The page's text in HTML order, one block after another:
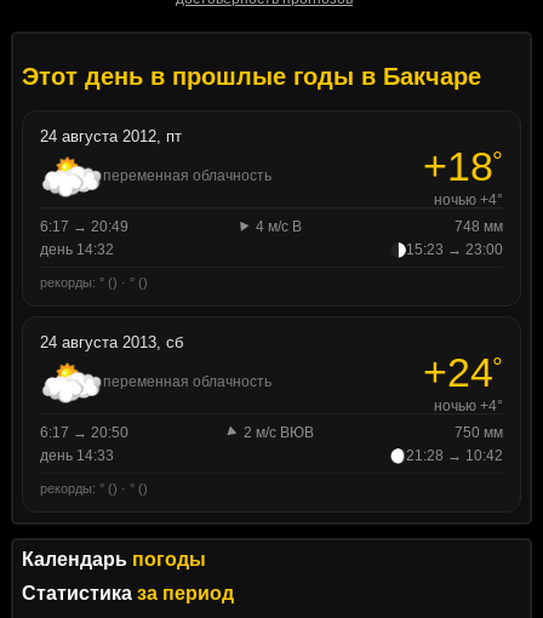
Этот день в прошлые годы в Бакчаре
24 августа 2012, пт
переменная облачность +18°
ночью +4°
6:17 → 20:49
4 м/с В
748 мм
день 14:32
15:23 → 23:00
рекорды: ° () · ° ()
24 августа 2013, сб
переменная облачность +24°
ночью +4°
6:17 → 20:50
2 м/с ВЮВ
750 мм
день 14:33
21:28 → 10:42
рекорды: ° () · ° ()
Календарь погоды
Статистика за период